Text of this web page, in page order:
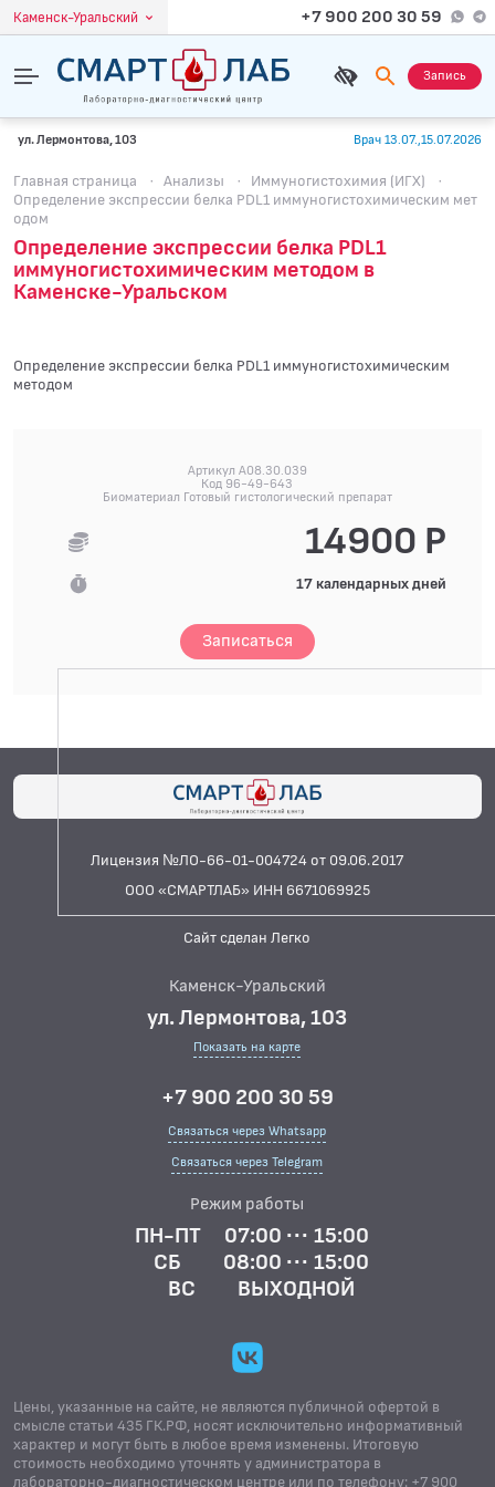
Каменск-Уральский +7 900 200 30 59
Запись
ул. Лермонтова, 103 Врач 13.07.,15.07.2026
Главная страница · Анализы · Иммуногистохимия (ИГХ)
·
Определение экспрессии белка PDL1 иммуногистохимическим мет
одом
Определение экспрессии белка PDL1
иммуногистохимическим методом в
Каменске-Уральском
Определение экспрессии белка PDL1 иммуногистохимическим
методом
Артикул A08.30.039
Код 96-49-643
Биоматериал Готовый гистологический препарат
14900 Р
17 календарных дней
Записаться
Лицензия №ЛО-66-01-004724 от 09.06.2017
ООО «СМАРТЛАБ» ИНН 6671069925
Сайт сделан Легко
Каменск-Уральский
ул. Лермонтова, 103
Показать на карте
+7 900 200 30 59
Связаться через Whatsapp
Связаться через Telegram
Режим работы
ПН-ПТ
07:00 ··· 15:00
СБ
08:00 ··· 15:00
ВС
ВЫХОДНОЙ
Цены, указанные на сайте, не являются публичной офертой в
смысле статьи 435 ГК.РФ, носят исключительно информативный
характер и могут быть в любое время изменены. Итоговую
стоимость необходимо уточнять у администратора в
лабораторно-диагностическом центре или по телефону: +7 900